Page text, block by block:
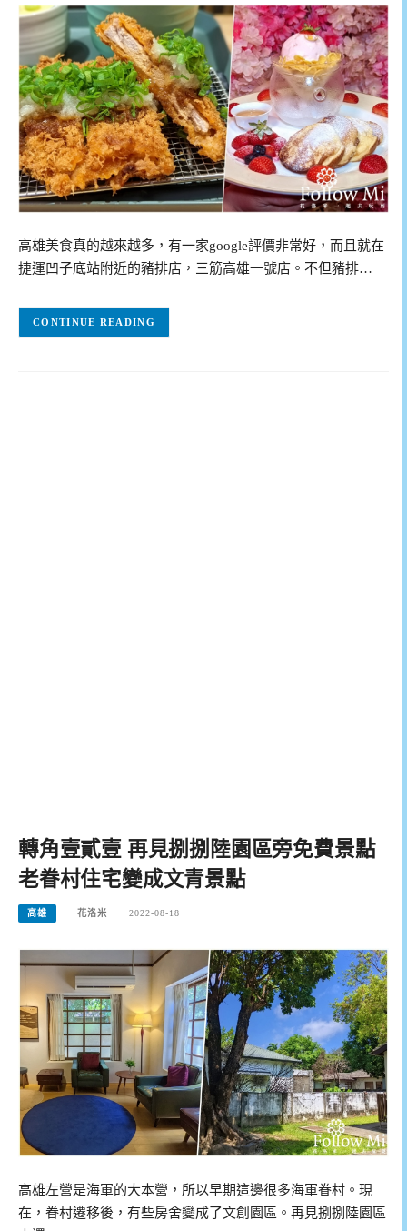
高雄美食真的越來越多，有一家google評價非常好，而且就在
捷運凹子底站附近的豬排店，三筋高雄一號店。不但豬排…
CONTINUE READING
轉角壹貳壹 再見捌捌陸園區旁免費景點
老眷村住宅變成文青景點
高雄 花洛米 2022-08-18
高雄左營是海軍的大本營，所以早期這邊很多海軍眷村。現
在，眷村遷移後，有些房舍變成了文創園區。再見捌捌陸園區